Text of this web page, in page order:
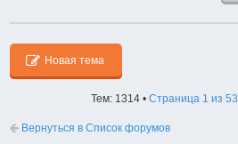
Новая тема
Тем: 1314 • Страница 1 из 53
Вернуться в Список форумов